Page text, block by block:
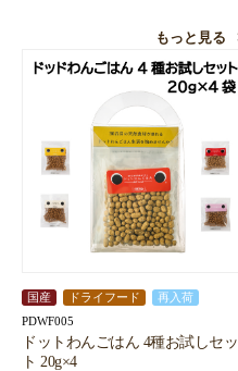
もっと見る
国産 ドライフード 再入荷
PDWF005
ドットわんごはん 4種お試しセッ
ト 20g×4
お買い物を続ける